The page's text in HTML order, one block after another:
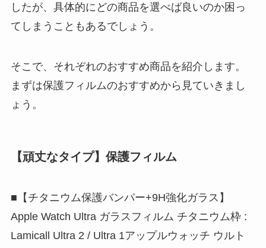
したが、具体的にどの商品を選べば良いのか困っ
てしまうこともあるでしょう。
そこで、それぞれのおすすめ商品を紹介します。
まずは保護フィルムのおすすめから見ていきまし
ょう。
【頑丈なタイプ】保護フィルム
■【チタニウム保護バンパー+9H強化ガラス】
Apple Watch Ultra ガラスフィルム チタニウム枠 :
Lamicall Ultra 2 / Ultra 1アップルウォッチ ウルト